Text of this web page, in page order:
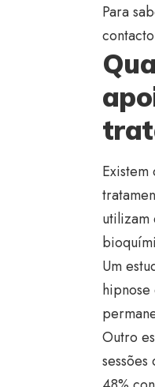
Para
utilizam
Um
Outro